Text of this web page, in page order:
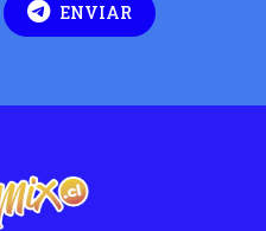
ENVIAR